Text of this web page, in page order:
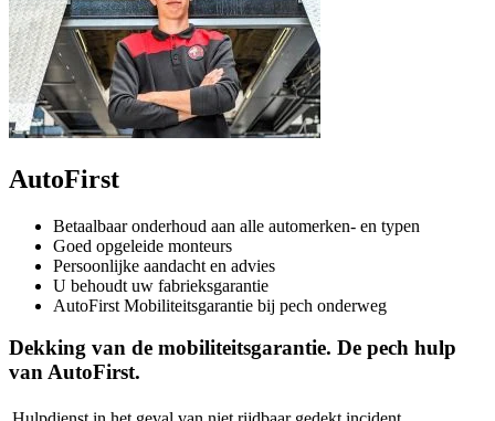
AutoFirst
Betaalbaar onderhoud aan alle automerken- en typen
Goed opgeleide monteurs
Persoonlijke aandacht en advies
U behoudt uw fabrieksgarantie
AutoFirst Mobiliteitsgarantie bij pech onderweg
Dekking van de mobiliteitsgarantie. De pech hulp
van AutoFirst.